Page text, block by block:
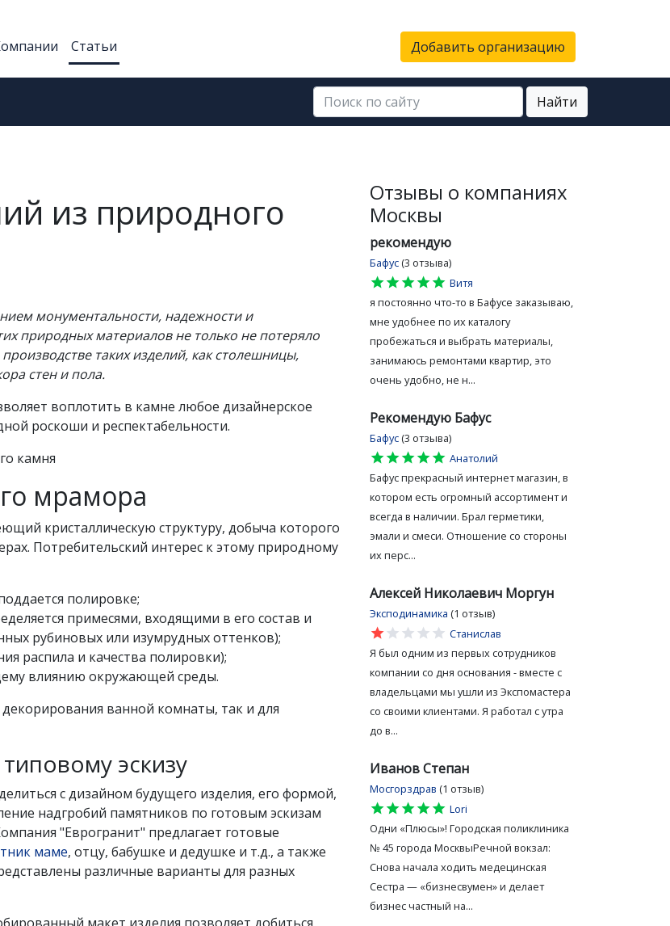
Статьи Добавить организацию
Найти
из природного
монументальности, надежности и
природных материалов не только не потеряло
таких изделий, как столешницы,
стен и пола.
воплотить в камне любое дизайнерское
роскоши и респектабельности.
мрамора
кристаллическую структуру, добыча которого
Потребительский интерес к этому природному
полировке;
примесями, входящими в его состав и
рубиновых или изумрудных оттенков);
распила и качества полировки);
влиянию окружающей среды.
ванной комнаты, так и для
эскизу
с дизайном будущего изделия, его формой,
надгробий памятников по готовым эскизам
"Еврогранит" предлагает готовые
маме, отцу, бабушке и дедушке и т.д., а также
различные варианты для разных
Отзывы о компаниях
Москвы
рекомендую
Бафус (3 отзыва)
star
star
star
star
star
Витя
я постоянно что-то в Бафусе заказываю,
мне удобнее по их каталогу
пробежаться и выбрать материалы,
занимаюсь ремонтами квартир, это
очень удобно, не н...
Рекомендую Бафус
Бафус (3 отзыва)
star
star
star
star
star
Анатолий
Бафус прекрасный интернет магазин, в
котором есть огромный ассортимент и
всегда в наличии. Брал герметики,
эмали и смеси. Отношение со стороны
их перс...
Алексей Николаевич Моргун
Эксподинамика (1 отзыв)
star
star
star
star
star
Станислав
Я был одним из первых сотрудников
компании со дня основания - вместе с
владельцами мы ушли из Экспомастера
со своими клиентами. Я работал с утра
до в...
Иванов Степан
Мосгорздрав (1 отзыв)
star
star
star
star
star
Lori
Одни «Плюсы»! Городская поликлиника
№ 45 города МосквыРечной вокзал:
Снова начала ходить медецинская
Сестра — «бизнесвумен» и делает
бизнес частный на...